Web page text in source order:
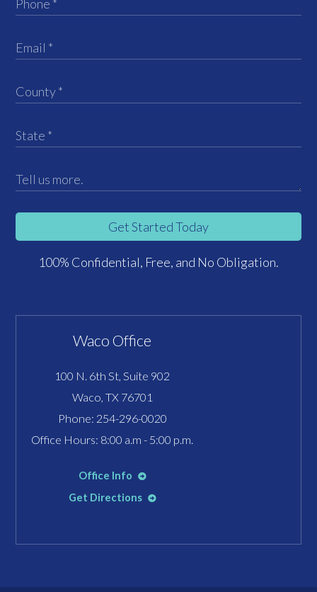
Get Started Today
100% Confidential, Free, and No Obligation.
Waco Office
100 N. 6th St, Suite 902
Waco, TX 76701
Phone: 254-296-0020
Office Hours: 8:00 a.m - 5:00 p.m.
Office Info
Get Directions